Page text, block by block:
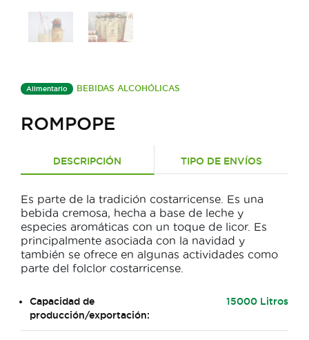
Alimentario BEBIDAS ALCOHÓLICAS
ROMPOPE
DESCRIPCIÓN TIPO DE ENVÍOS
Es parte de la tradición costarricense. Es una
bebida cremosa, hecha a base de leche y
especies aromáticas con un toque de licor. Es
principalmente asociada con la navidad y
también se ofrece en algunas actividades como
parte del folclor costarricense.
Capacidad de
producción/exportación:
15000 Litros